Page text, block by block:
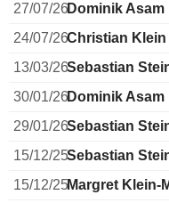
27/07/26Dominik Asam
24/07/26Christian Klein
13/03/26Sebastian
30/01/26Dominik Asam
29/01/26Sebastian
15/12/25Sebastian
15/12/25Margret Klein-